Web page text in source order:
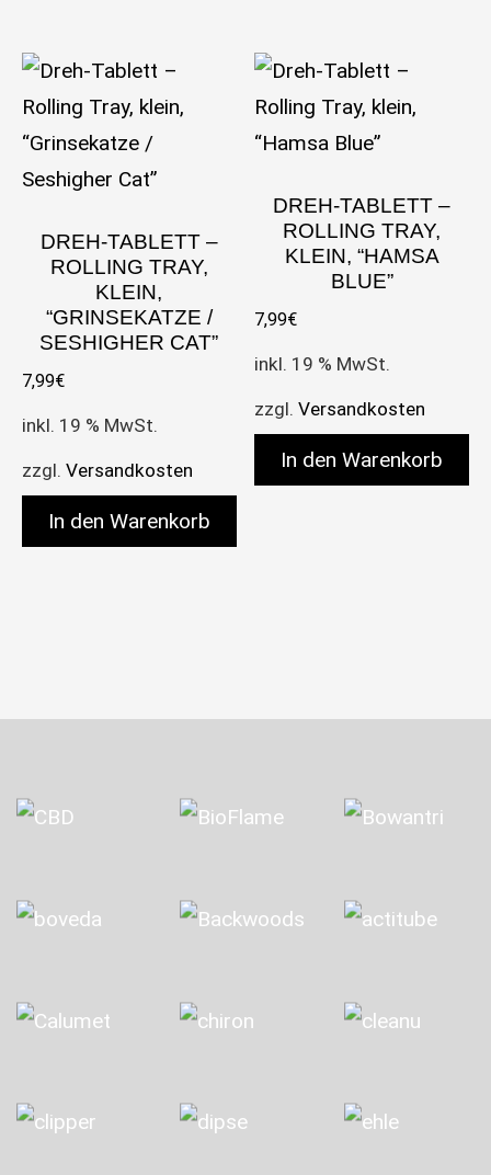
DREH-TABLETT –
ROLLING TRAY,
KLEIN,
“GRINSEKATZE /
SESHIGHER CAT”
7,99€
inkl. 19 % MwSt.
zzgl. Versandkosten
In den Warenkorb
DREH-TABLETT –
ROLLING TRAY,
KLEIN, “HAMSA
BLUE”
7,99€
inkl. 19 % MwSt.
zzgl.Versandkosten
In den Warenkorb